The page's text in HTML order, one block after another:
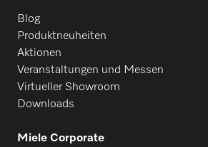
Blog
Produktneuheiten
Aktionen
Veranstaltungen und Messen
Virtueller Showroom
Downloads
Miele Corporate